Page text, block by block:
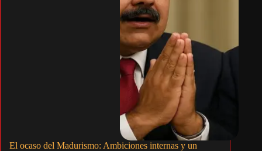
El ocaso del Madurismo: Ambiciones internas y un